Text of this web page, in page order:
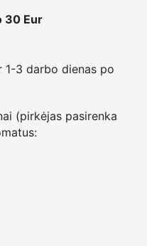
30 Eur
1-3 darbo dienas po
(pirkėjas pasirenka